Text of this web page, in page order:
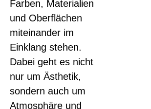
Farben, Materialien
und Oberflächen
miteinander im
Einklang stehen.
Dabei geht es nicht
nur um Ästhetik,
sondern auch um
Atmosphäre und